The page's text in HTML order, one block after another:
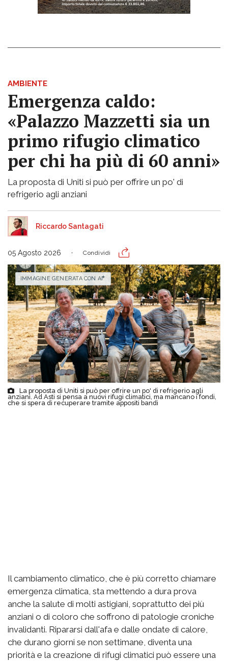
AMBIENTE
Emergenza caldo:
«Palazzo Mazzetti sia un
primo rifugio climatico
per chi ha più di 60 anni»
La proposta di Uniti si può per offrire un po' di
refrigerio agli anziani
Riccardo Santagati
05 Agosto 2026 Condividi
La proposta di Uniti si può per offrire un po' di refrigerio agli
anziani. Ad Asti si pensa a nuovi rifugi climatici, ma mancano i fondi,
che si spera di recuperare tramite appositi bandi
IMMAGINE GENERATA CON AI
Il cambiamento climatico, che è più corretto chiamare
emergenza climatica, sta mettendo a dura prova
anche la salute di molti astigiani, soprattutto dei più
anziani o di coloro che soffrono di patologie croniche
invalidanti. Ripararsi dall'afa e dalle ondate di calore,
che durano giorni se non settimane, diventa una
priorità e la creazione di rifugi climatici può essere una